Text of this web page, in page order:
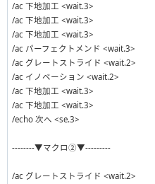
/ac 下地加工 <wait.3>
/ac 下地加工 <wait.3>
/ac 下地加工 <wait.3>
/ac パーフェクトメンド <wait.3>
/ac グレートストライド <wait.2>
/ac イノベーション <wait.2>
/ac 下地加工 <wait.3>
/ac 下地加工 <wait.3>
/echo 次へ <se.3>
--------▼マクロ②▼---------
/ac グレートストライド <wait.2>